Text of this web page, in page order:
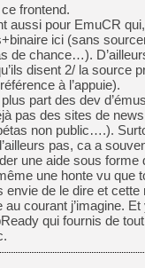
frontend.
aussi pour EmuCR
ici (sans
de chance…).
disent 2/ la source
à l’appuie).
plus part des dev
pas des sites de
non public….).
pas, ca a
une aide sous forme
une honte vu
envie de le dire et
courant j’imagine.
qui fournis de